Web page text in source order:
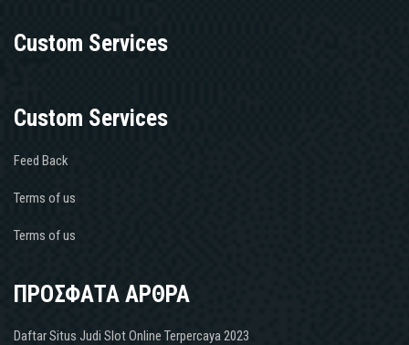
Custom Services
Custom Services
Feed Back
Terms of us
Terms of us
ΠΡΟΣΦΑΤΑ ΑΡΘΡΑ
Daftar Situs Judi Slot Online Terpercaya 2023